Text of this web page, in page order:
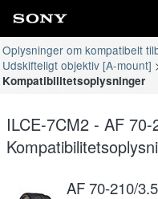
Oplysninger om kompatibelt
Udskifteligt objektiv [A-mount]
Kompatibilitetsoplysninger
ILCE-7CM2 - AF 70-
AF 70-210/